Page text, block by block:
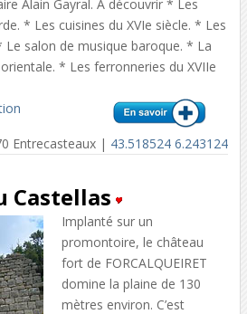
Alain Gayral. À découvrir * Les
* Les cuisines du XVIe siècle. * Les
Le salon de musique baroque. * La
* Les ferronneries du XVIIe
Entrecasteaux | 43.518524 6.243124
Castellas
Implanté sur un
promontoire, le château
fort de FORCALQUEIRET
domine la plaine de 130
mètres environ. C’est